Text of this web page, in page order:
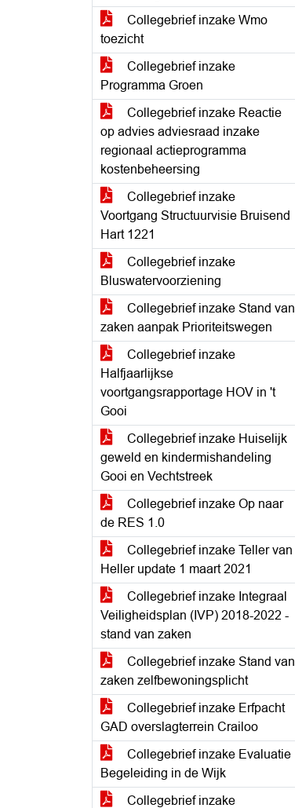
Collegebrief inzake Wmo
toezicht
Collegebrief inzake
Programma Groen
Collegebrief inzake Reactie
op advies adviesraad inzake
regionaal actieprogramma
kostenbeheersing
Collegebrief inzake
Voortgang Structuurvisie Bruisend
Hart 1221
Collegebrief inzake
Bluswatervoorziening
Collegebrief inzake Stand van
zaken aanpak Prioriteitswegen
Collegebrief inzake
Halfjaarlijkse
voortgangsrapportage HOV in 't
Gooi
Collegebrief inzake Huiselijk
geweld en kindermishandeling
Gooi en Vechtstreek
Collegebrief inzake Op naar
de RES 1.0
Collegebrief inzake Teller van
Heller update 1 maart 2021
Collegebrief inzake Integraal
Veiligheidsplan (IVP) 2018-2022 -
stand van zaken
Collegebrief inzake Stand van
zaken zelfbewoningsplicht
Collegebrief inzake Erfpacht
GAD overslagterrein Crailoo
Collegebrief inzake Evaluatie
Begeleiding in de Wijk
Collegebrief inzake